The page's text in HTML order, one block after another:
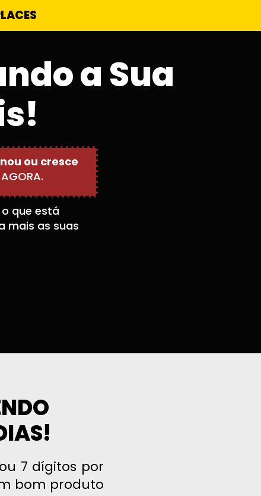
a Sua
ou cresce
que está
mais as suas
7 dígitos por
bom produto